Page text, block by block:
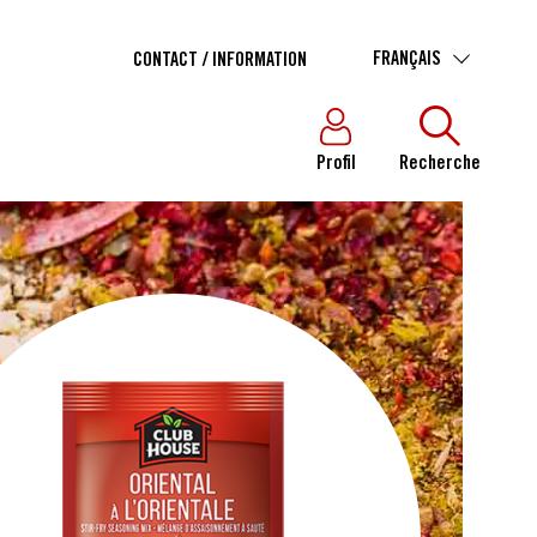
CONTACT / INFORMATION FRANÇAIS
Profil Recherche